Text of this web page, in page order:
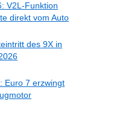
V2L-Funktion
direkt vom Auto
des 9X in
Euro 7 erzwingt